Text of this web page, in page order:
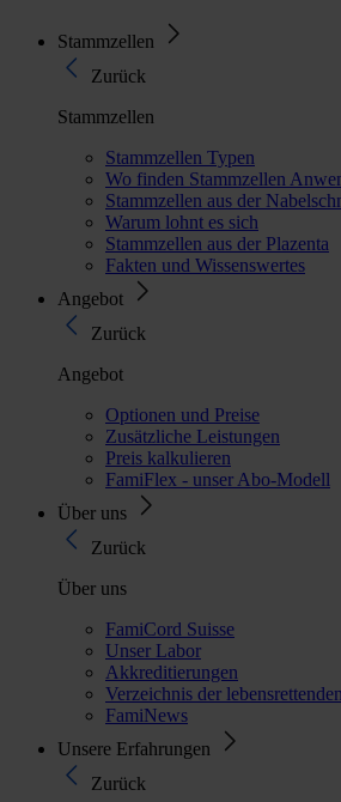
Stammzellen
Zurück
Stammzellen
Stammzellen Typen
Wo finden Stammzellen
Stammzellen aus der
Warum lohnt es sich
Stammzellen aus der Plazenta
Fakten und Wissenswertes
Angebot
Zurück
Angebot
Optionen und Preise
Zusätzliche Leistungen
Preis kalkulieren
FamiFlex - unser Abo-Modell
Über uns
Zurück
Über uns
FamiCord Suisse
Unser Labor
Akkreditierungen
Verzeichnis der
FamiNews
Unsere Erfahrungen
Zurück